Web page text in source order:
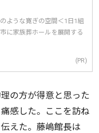
ような寛ぎの空間＜1日1組
に家族葬ホールを展開する
(PR)
の方が得意と思った
感した。ここを訪ね
えた。藤嶋館長は